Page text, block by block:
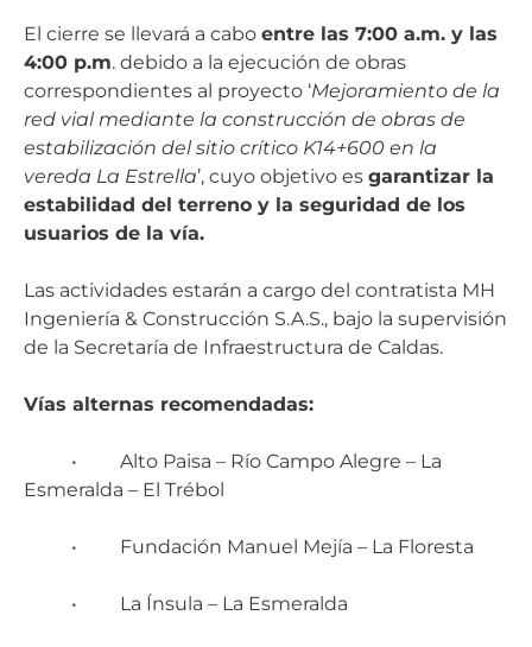
El cierre se llevará a cabo entre las 7:00 a.m. y las
4:00 p.m. debido a la ejecución de obras
correspondientes al proyecto ‘Mejoramiento de la
red vial mediante la construcción de obras de
estabilización del sitio crítico K14+600 en la
vereda La Estrella’, cuyo objetivo es garantizar la
estabilidad del terreno y la seguridad de los
usuarios de la vía.
Las actividades estarán a cargo del contratista MH
Ingeniería & Construcción S.A.S., bajo la supervisión
de la Secretaría de Infraestructura de Caldas.
Vías alternas recomendadas:
• Alto Paisa – Río Campo Alegre – La
Esmeralda – El Trébol
• Fundación Manuel Mejía – La Floresta
• La Ínsula – La Esmeralda